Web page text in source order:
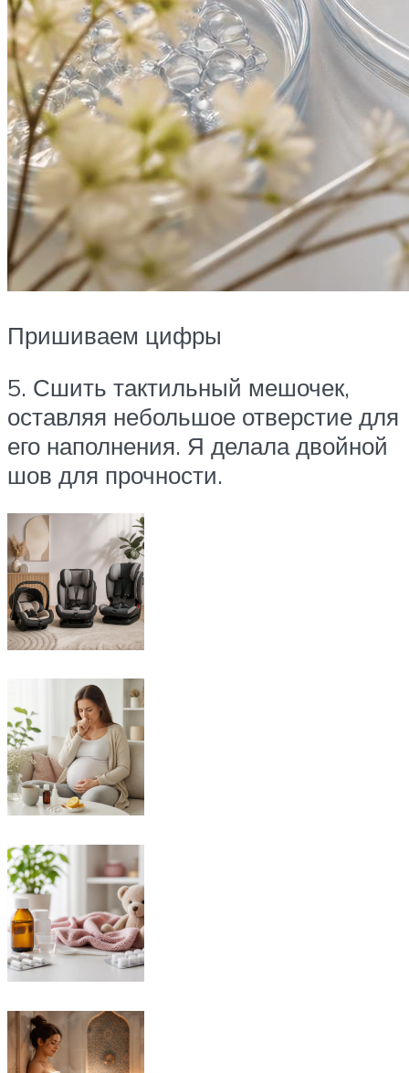
Пришиваем цифры
5. Сшить тактильный мешочек,
оставляя небольшое отверстие для
его наполнения. Я делала двойной
шов для прочности.